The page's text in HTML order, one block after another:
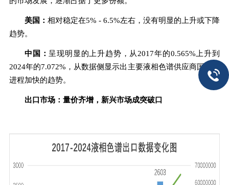
美国： 相对稳定在5% - 6.5%左右，没有明显的上升或下降
趋势。
中国： 呈现明显的上升趋势，从2017年的0.565%上升到
2024年的7.072%，从数据侧显示出主要液相色谱供应商国产化
进程加快的趋势。
出口市场：量价齐增，新兴市场成突破口